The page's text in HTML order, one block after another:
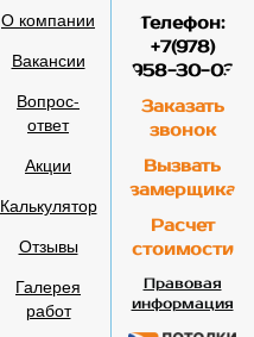
О компании
Вакансии
Вопрос-
ответ
Акции
Калькулятор
Отзывы
Галерея
работ
Телефон:
+7(978)
958-30-03
Заказать
звонок
Вызвать
замерщика
Расчет
стоимости
Правовая
информация